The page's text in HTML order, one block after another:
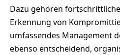
Dazu gehören
Erkennung von
umfassendes Management
ebenso entscheidend,